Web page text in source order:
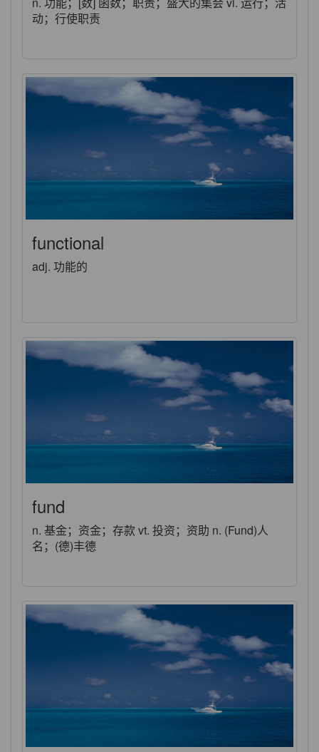
动；行使职责
functional
adj. 功能的
fund
n. 基金；资金；存款 vt. 投资；资助 n. (Fund)人
名；(德)丰德